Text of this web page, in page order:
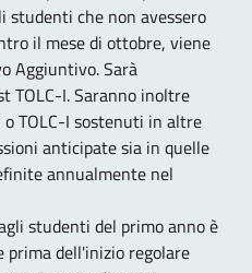
studenti che non avessero
il mese di ottobre, viene
Aggiuntivo. Sarà
TOLC-I. Saranno inoltre
TOLC-I sostenuti in altre
anticipate sia in quelle
annualmente nel
studenti del primo anno è
dell'inizio regolare